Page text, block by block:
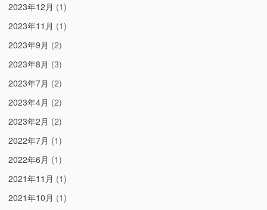
2023年12月 (1)
2023年11月 (1)
2023年9月 (2)
2023年8月 (3)
2023年7月 (2)
2023年4月 (2)
2023年2月 (2)
2022年7月 (1)
2022年6月 (1)
2021年11月 (1)
2021年10月 (1)